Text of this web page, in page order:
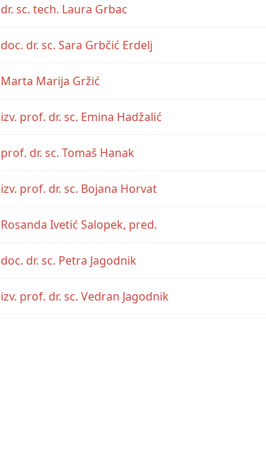
dr. sc. tech. Laura Grbac
doc. dr. sc. Sara Grbčić Erdelj
Marta Marija Gržić
izv. prof. dr. sc. Emina Hadžalić
prof. dr. sc. Tomaš Hanak
izv. prof. dr. sc. Bojana Horvat
Rosanda Ivetić Salopek, pred.
doc. dr. sc. Petra Jagodnik
izv. prof. dr. sc. Vedran Jagodnik